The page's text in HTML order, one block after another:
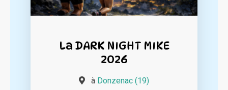
La DARK NIGHT MIKE
2026
à Donzenac (19)